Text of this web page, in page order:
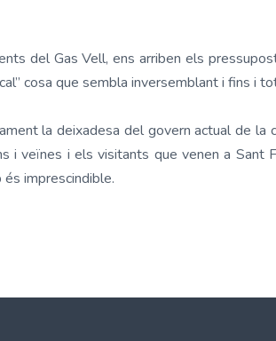
del Gas Vell, ens arriben els
cosa que sembla inversemblant i fins i
la deixadesa del govern actual de
i veïnes i els visitants que venen a Sant
imprescindible.